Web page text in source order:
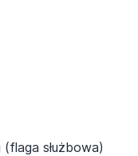
służbowa)